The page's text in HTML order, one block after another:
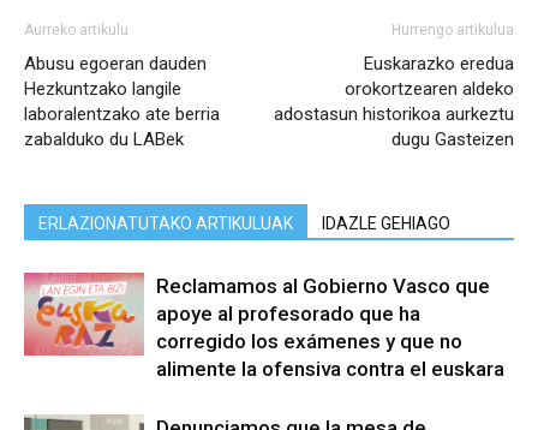
Aurreko artikulu
Abusu egoeran dauden
Hezkuntzako langile
laboralentzako ate berria
zabalduko du LABek
Hurrengo artikulua
Euskarazko eredua
orokortzearen aldeko
adostasun historikoa aurkeztu
dugu Gasteizen
ERLAZIONATUTAKO ARTIKULUAK IDAZLE GEHIAGO
Reclamamos al Gobierno Vasco que
apoye al profesorado que ha
corregido los exámenes y que no
alimente la ofensiva contra el euskara